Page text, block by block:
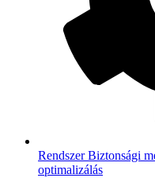
RendszerBiztonsági
optimalizálás